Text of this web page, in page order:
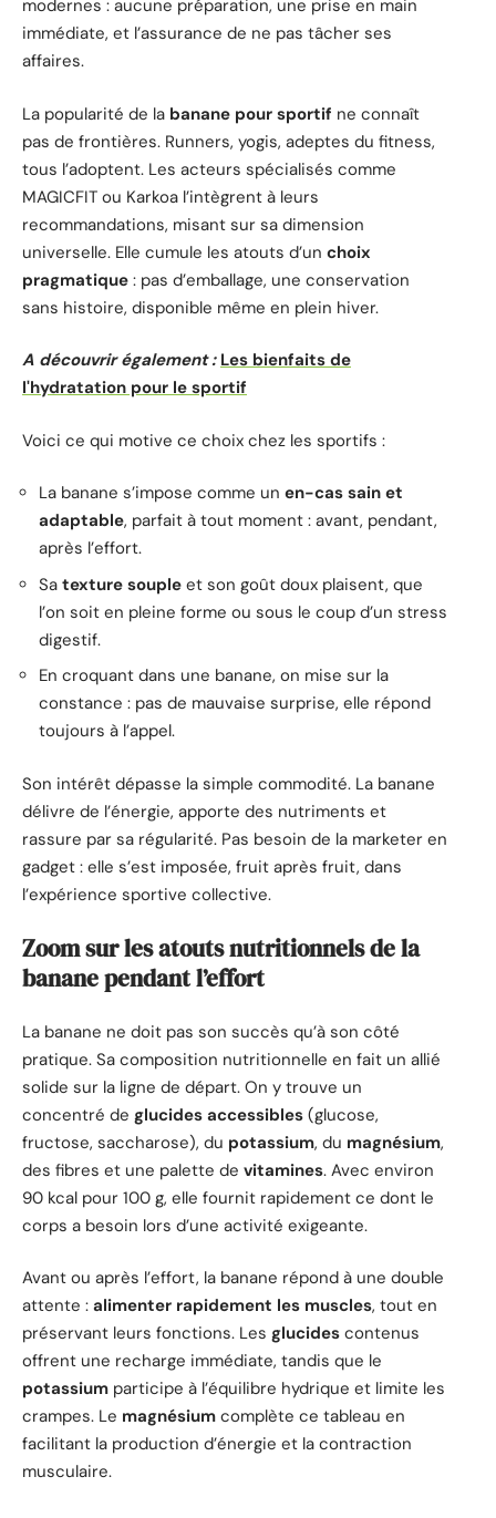
modernes : aucune préparation, une prise en main
immédiate, et l’assurance de ne pas tâcher ses
affaires.
La popularité de la banane pour sportif ne connaît
pas de frontières. Runners, yogis, adeptes du fitness,
tous l’adoptent. Les acteurs spécialisés comme
MAGICFIT ou Karkoa l’intègrent à leurs
recommandations, misant sur sa dimension
universelle. Elle cumule les atouts d’un choix
pragmatique : pas d’emballage, une conservation
sans histoire, disponible même en plein hiver.
A découvrir également : Les bienfaits de
l'hydratation pour le sportif
Voici ce qui motive ce choix chez les sportifs :
La banane s’impose comme un en-cas sain et
adaptable, parfait à tout moment : avant, pendant,
après l’effort.
Sa texture souple et son goût doux plaisent, que
l’on soit en pleine forme ou sous le coup d’un stress
digestif.
En croquant dans une banane, on mise sur la
constance : pas de mauvaise surprise, elle répond
toujours à l’appel.
Son intérêt dépasse la simple commodité. La banane
délivre de l’énergie, apporte des nutriments et
rassure par sa régularité. Pas besoin de la marketer en
gadget : elle s’est imposée, fruit après fruit, dans
l’expérience sportive collective.
Zoom sur les atouts nutritionnels de la
banane pendant l’effort
La banane ne doit pas son succès qu’à son côté
pratique. Sa composition nutritionnelle en fait un allié
solide sur la ligne de départ. On y trouve un
concentré de glucides accessibles (glucose,
fructose, saccharose), du potassium, du magnésium,
des fibres et une palette de vitamines. Avec environ
90 kcal pour 100 g, elle fournit rapidement ce dont le
corps a besoin lors d’une activité exigeante.
Avant ou après l’effort, la banane répond à une double
attente : alimenter rapidement les muscles, tout en
préservant leurs fonctions. Les glucides contenus
offrent une recharge immédiate, tandis que le
potassium participe à l’équilibre hydrique et limite les
crampes. Le magnésium complète ce tableau en
facilitant la production d’énergie et la contraction
musculaire.